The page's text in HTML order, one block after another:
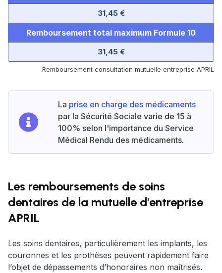
31,45 €
Remboursement total maximum Formule 10
31,45 €
Remboursement consultation mutuelle entreprise APRIL
La prise en charge des médicaments
par la Sécurité Sociale varie de 15 à
100% selon l'importance du Service
Médical Rendu des médicaments.
Les remboursements de soins
dentaires de la mutuelle d'entreprise
APRIL
Les soins dentaires, particulièrement les implants, les
couronnes et les prothèses peuvent rapidement faire
l’objet de dépassements d’honoraires non maîtrisés.